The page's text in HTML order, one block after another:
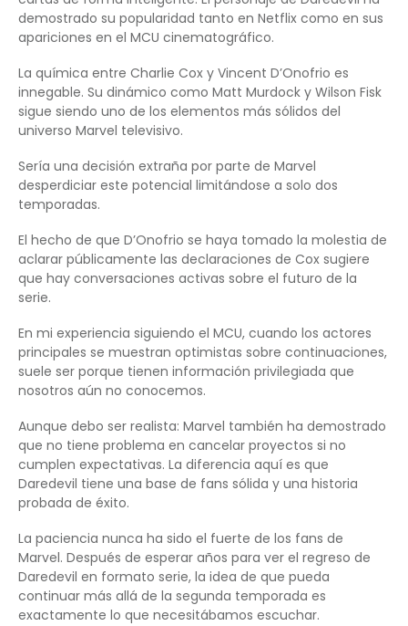
demostrado su popularidad tanto en Netflix como en sus
apariciones en el MCU cinematográfico.
La química entre Charlie Cox y Vincent D’Onofrio es
innegable. Su dinámico como Matt Murdock y Wilson Fisk
sigue siendo uno de los elementos más sólidos del
universo Marvel televisivo.
Sería una decisión extraña por parte de Marvel
desperdiciar este potencial limitándose a solo dos
temporadas.
El hecho de que D’Onofrio se haya tomado la molestia de
aclarar públicamente las declaraciones de Cox sugiere
que hay conversaciones activas sobre el futuro de la
serie.
En mi experiencia siguiendo el MCU, cuando los actores
principales se muestran optimistas sobre continuaciones,
suele ser porque tienen información privilegiada que
nosotros aún no conocemos.
Aunque debo ser realista: Marvel también ha demostrado
que no tiene problema en cancelar proyectos si no
cumplen expectativas. La diferencia aquí es que
Daredevil tiene una base de fans sólida y una historia
probada de éxito.
La paciencia nunca ha sido el fuerte de los fans de
Marvel. Después de esperar años para ver el regreso de
Daredevil en formato serie, la idea de que pueda
continuar más allá de la segunda temporada es
exactamente lo que necesitábamos escuchar.